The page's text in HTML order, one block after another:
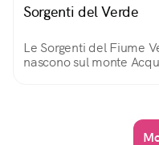
Sorgenti del Verde
Le Sorgenti del Fiume
nascono sul monte